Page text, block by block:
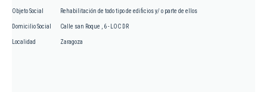
Objeto Social Rehabilitación de todo tipo de edificios y/ o parte de ellos
Domicilio Social Calle san Roque , 6 - LOC DR
Localidad Zaragoza